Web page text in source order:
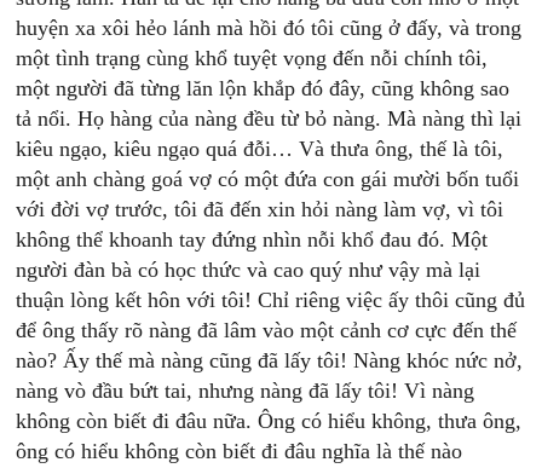
huyện xa xôi hẻo lánh mà hồi đó tôi cũng ở đấy, và trong
một tình trạng cùng khổ tuyệt vọng đến nỗi chính tôi,
một người đã từng lăn lộn khắp đó đây, cũng không sao
tả nổi. Họ hàng của nàng đều từ bỏ nàng. Mà nàng thì lại
kiêu ngạo, kiêu ngạo quá đỗi… Và thưa ông, thế là tôi,
một anh chàng goá vợ có một đứa con gái mười bốn tuổi
với đời vợ trước, tôi đã đến xin hỏi nàng làm vợ, vì tôi
không thể khoanh tay đứng nhìn nỗi khổ đau đó. Một
người đàn bà có học thức và cao quý như vậy mà lại
thuận lòng kết hôn với tôi! Chỉ riêng việc ấy thôi cũng đủ
để ông thấy rõ nàng đã lâm vào một cảnh cơ cực đến thế
nào? Ấy thế mà nàng cũng đã lấy tôi! Nàng khóc nức nở,
nàng vò đầu bứt tai, nhưng nàng đã lấy tôi! Vì nàng
không còn biết đi đâu nữa. Ông có hiểu không, thưa ông,
ông có hiểu không còn biết đi đâu nghĩa là thế nào